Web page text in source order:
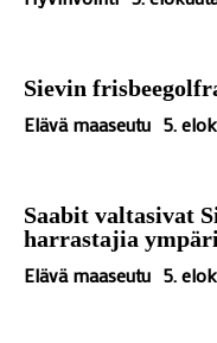
Sievin
Elävä maaseutu 5.
Saabit valtasivat
harrastajia
Elävä maaseutu 5.